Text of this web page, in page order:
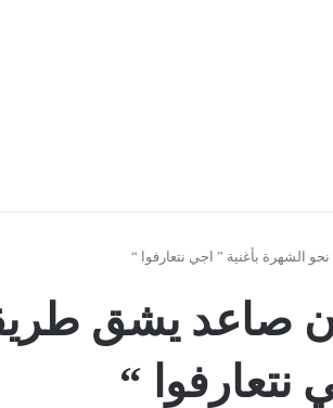
الشهرة بأغنية ” اجي نتعارفوا “
صاعد يشق
نتعارفوا “